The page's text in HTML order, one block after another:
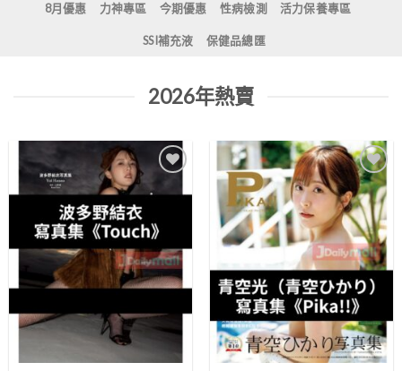
8月優惠 力神專區 今期優惠 性病檢測 活力保養專區
SSI補充液 保健品總匯
2026年熱賣
Wishlist
Add to
Wishlist